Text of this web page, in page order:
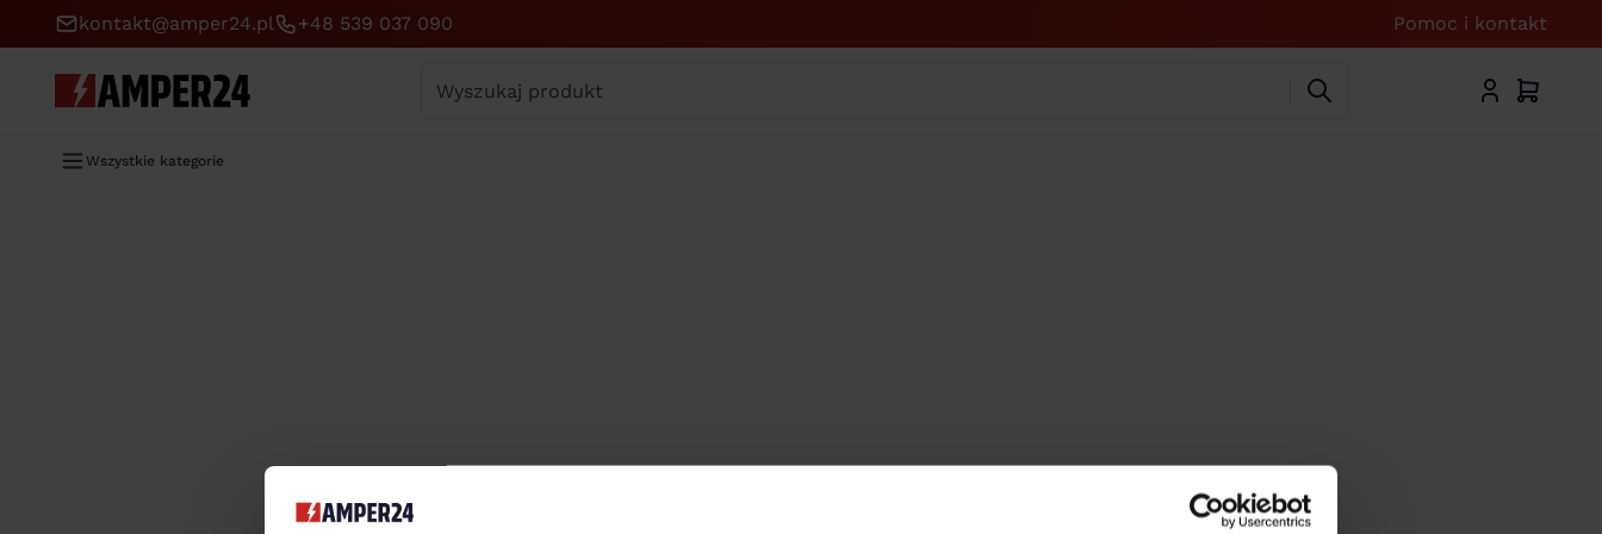
Pomoc i kontakt
kontakt@amper24.pl +48 539 037 090
Wszystkie kategorie